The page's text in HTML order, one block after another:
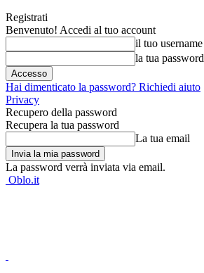
Registrati
Benvenuto! Accedi al tuo account
il tuo username
la tua password
Hai dimenticato la password? Richiedi aiuto
Privacy
Recupero della password
Recupera la tua password
La tua email
La password verrà inviata via email.
Oblo.it